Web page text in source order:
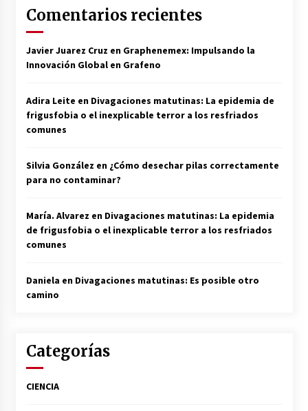
Comentarios recientes
Javier Juarez Cruz en Graphenemex: Impulsando la
Innovación Global en Grafeno
Adira Leite en Divagaciones matutinas: La epidemia de
frigusfobia o el inexplicable terror a los resfriados
comunes
Silvia González en ¿Cómo desechar pilas correctamente
para no contaminar?
María. Alvarez en Divagaciones matutinas: La epidemia
de frigusfobia o el inexplicable terror a los resfriados
comunes
Daniela en Divagaciones matutinas: Es posible otro
camino
Categorías
CIENCIA